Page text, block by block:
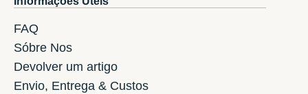
FAQ
Sóbre Nos
Devolver um artigo
Envio, Entrega & Custos